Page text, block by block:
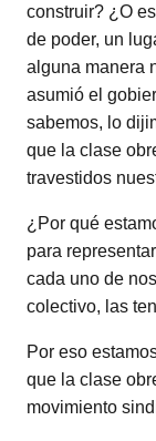
construir? ¿O
de poder, un
alguna manera
asumió el
sabemos, lo
que la clase
travestidos
¿Por qué
para
cada uno de
colectivo, las
Por eso
que la clase
movimiento